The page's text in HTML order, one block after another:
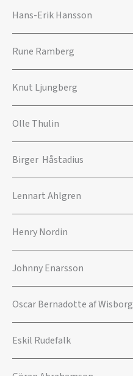
Hans-Erik Hansson
Rune Ramberg
Knut Ljungberg
Olle Thulin
Birger Håstadius
Lennart Ahlgren
Henry Nordin
Johnny Enarsson
Oscar Bernadotte af Wisborg
Eskil Rudefalk